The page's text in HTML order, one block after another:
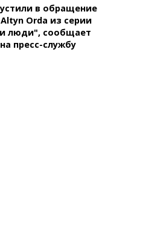
в обращение
Orda из серии
люди", сообщает
пресс-службу